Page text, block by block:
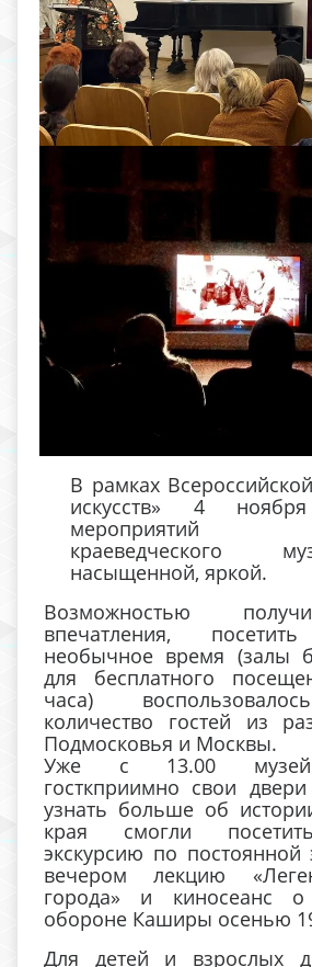
В рамках
искусств» 4
мероприятий
краеведческого
насыщенной, яркой.
Возможностью
впечатления,
необычное время (залы
для бесплатного
часа)
количество гостей из
Подмосковья и Москвы.
Уже с 13.00 музей
госткприимно свои
узнать больше об
края смогли
экскурсию по постоянной
вечером лекцию
города» и киносеанс о
обороне Каширы осенью
Для детей и взрослых